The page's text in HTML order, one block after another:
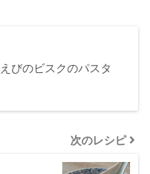
びのビスクのパスタ
次のレシピ